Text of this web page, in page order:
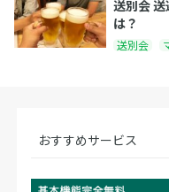
送別会
は？
送別会
おすすめサービス